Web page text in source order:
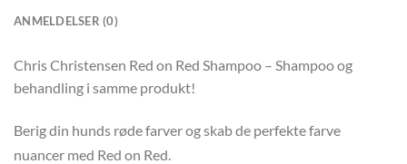
ANMELDELSER (0)
Chris Christensen Red on Red Shampoo – Shampoo og
behandling i samme produkt!
Berig din hunds røde farver og skab de perfekte farve
nuancer med Red on Red.